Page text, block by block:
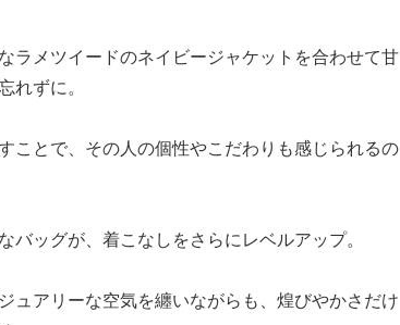
ラメツイードのネイビージャケットを合わせて甘
れずに。
ことで、その人の個性やこだわりも感じられるの
ッグが、着こなしをさらにレベルアップ。
ュアリーな空気を纏いながらも、煌びやかさだけ